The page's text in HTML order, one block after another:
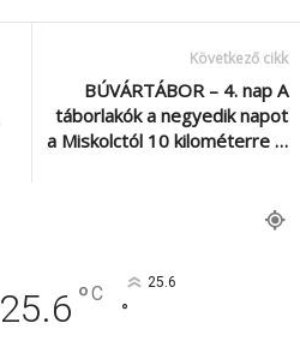
Következő cikk
BÚVÁRTÁBOR – 4. nap A
táborlakók a negyedik napot
a Miskolctól 10 kilométerre …
25.6 °C 25.6
°